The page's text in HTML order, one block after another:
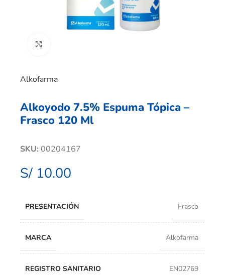
Alkofarma
Alkoyodo 7.5% Espuma Tópica –
Frasco 120 Ml
SKU: 00204167
S/ 10.00
PRESENTACIÓN Frasco
MARCA Alkofarma
REGISTRO SANITARIO EN02769